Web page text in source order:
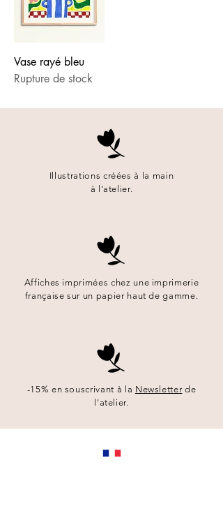
Vase rayé bleu
Rupture de stock
Illustrations créées à la main
à l'atelier.
Affiches imprimées chez une imprimerie
française sur un papier haut de gamme.
-15% en souscrivant à la Newsletter de
l'atelier.